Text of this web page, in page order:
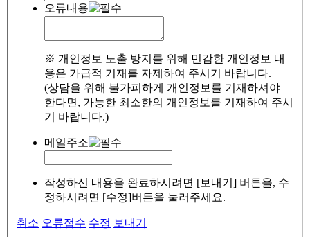
오류내용
※ 개인정보 노출 방지를 위해 민감한 개인정보 내
용은 가급적 기재를 자제하여 주시기 바랍니다.
(상담을 위해 불가피하게 개인정보를 기재하셔야
한다면, 가능한 최소한의 개인정보를 기재하여 주시
기 바랍니다.)
메일주소
작성하신 내용을 완료하시려면 [보내기] 버튼을, 수
정하시려면 [수정]버튼을 눌러주세요.
취소 오류접수 수정 보내기